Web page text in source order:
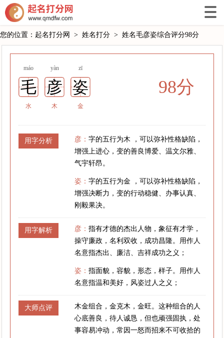
您的位置： 起名打分网 > 姓名打分 > 姓名毛彦姿综合评分98分
máo yàn zī
毛 彦 姿
水 木 金
98分
用字分析 彦：字的五行为木 ，可以弥补性格缺陷，
增强上进心，变的善良博爱、温文尔雅、
气宇轩昂。
姿：字的五行为金 ，可以弥补性格缺陷，
增强决断力，变的行动稳健、办事认真、
刚毅果决。
用字解析 彦：指有才德的杰出人物，象征有才学，
操守廉政，名利双收，成功昌隆。用作人
名意指杰出、廉洁、吉祥成功之义；
姿：指面貌，容貌，形态，样子。用作人
名意指温和美好，风姿过人之义；
大师点评
木金组合，金克木，金旺。这种组合的人
心底善良，待人诚恳，但也顽强固执，处
事容易冲动，常因一怒而招来不可收拾的